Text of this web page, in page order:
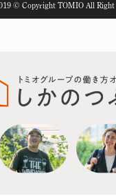
© Copyright TOMIO All Right